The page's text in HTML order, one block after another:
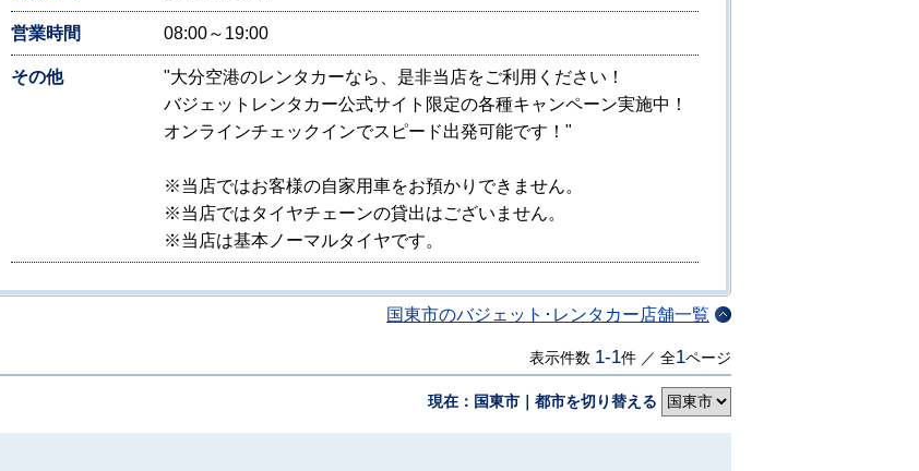
営業時間 08:00～19:00
その他
"大分空港のレンタカーなら、是非当店をご利用ください！
バジェットレンタカー公式サイト限定の各種キャンペーン実施中！
オンラインチェックインでスピード出発可能です！"
※当店ではお客様の自家用車をお預かりできません。
※当店ではタイヤチェーンの貸出はございません。
※当店は基本ノーマルタイヤです。
国東市のバジェット･レンタカー店舗一覧
表示件数 1-1件 ／ 全1ページ
現在：国東市｜都市を切り替える